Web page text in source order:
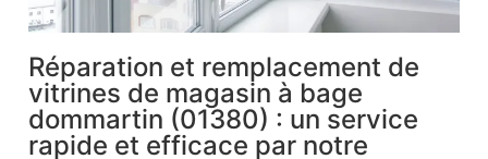
Réparation et remplacement de
vitrines de magasin à bage
dommartin (01380) : un service
rapide et efficace par notre